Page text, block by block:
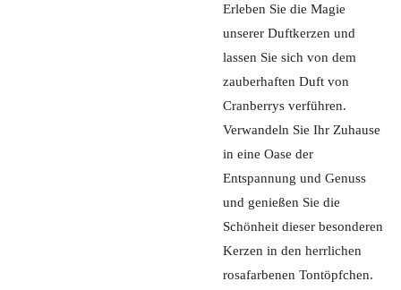
Erleben Sie die Magie
unserer Duftkerzen und
lassen Sie sich von dem
zauberhaften Duft von
Cranberrys verführen.
Verwandeln Sie Ihr Zuhause
in eine Oase der
Entspannung und Genuss
und genießen Sie die
Schönheit dieser besonderen
Kerzen in den herrlichen
rosafarbenen Tontöpfchen.